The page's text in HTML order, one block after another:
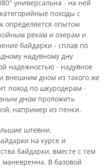
универсальна - на ней
походы с
определяется опытом
рекам и озерам и
байдарки - сплав по
надувному дну
надежностью - надувное
дном из такого же
поход по шкуродерам -
дном проложить
например из пенки.
штевни,
на курсе и
байдарки, вместе с тем
В базовой